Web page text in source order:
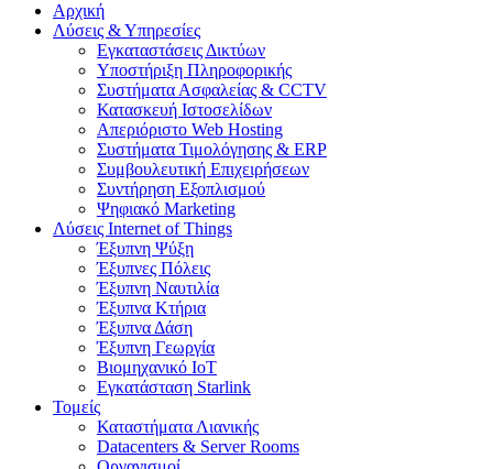
Αρχική
Λύσεις & Υπηρεσίες
Εγκαταστάσεις Δικτύων
Υποστήριξη Πληροφορικής
Συστήματα Ασφαλείας & CCTV
Κατασκευή Ιστοσελίδων
Απεριόριστο Web Hosting
Συστήματα Τιμολόγησης & ERP
Συμβουλευτική Επιχειρήσεων
Συντήρηση Εξοπλισμού
Ψηφιακό Marketing
Λύσεις Internet of Things
Έξυπνη Ψύξη
Έξυπνες Πόλεις
Έξυπνη Ναυτιλία
Έξυπνα Κτήρια
Έξυπνα Δάση
Έξυπνη Γεωργία
Βιομηχανικό IoT
Εγκατάσταση Starlink
Τομείς
Καταστήματα Λιανικής
Datacenters & Server Rooms